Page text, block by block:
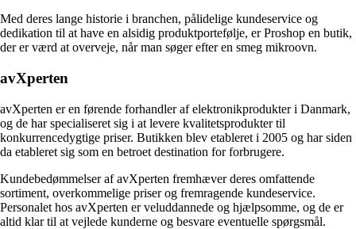
Med deres lange historie i branchen, pålidelige kundeservice og
dedikation til at have en alsidig produktportefølje, er Proshop en butik,
der er værd at overveje, når man søger efter en smeg mikroovn.
avXperten
avXperten er en førende forhandler af elektronikprodukter i Danmark,
og de har specialiseret sig i at levere kvalitetsprodukter til
konkurrencedygtige priser. Butikken blev etableret i 2005 og har siden
da etableret sig som en betroet destination for forbrugere.
Kundebedømmelser af avXperten fremhæver deres omfattende
sortiment, overkommelige priser og fremragende kundeservice.
Personalet hos avXperten er veluddannede og hjælpsomme, og de er
altid klar til at vejlede kunderne og besvare eventuelle spørgsmål.